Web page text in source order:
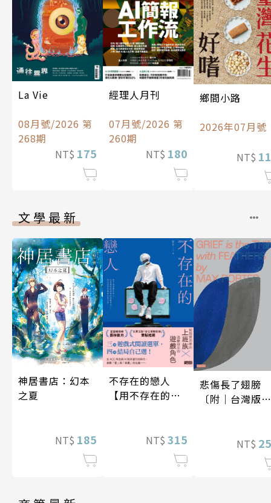
La Vie
08月號/2026 第
268期
NT$ 175
經理人月刊
07月號/2026 第
260期
NT$ 180
鄉間小路
2026年07月號
NT$
文學最新
神居書店：幻本
之夏
NT$ 185
不存在的戀人
【用不存在的
NT$ 315
悲傷長了翅膀
〔附｜台灣版獨
NT$